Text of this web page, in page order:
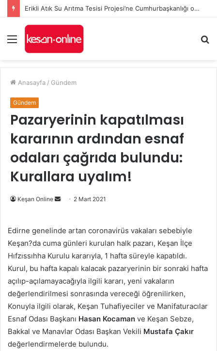
Erikli Atık Su Arıtma Tesisi Projesi’ne Cumhurbaşkanlığı onayı
Menü
...
Anasayfa / Gündem
Gündem
Pazaryerinin kapatılması
kararının ardından esnaf
odaları çağrıda bulundu:
Kurallara uyalım!
Keşan Online
Bir
göndermek
2 Mart 2021
Edirne genelinde artan coronavirüs vakaları sebebiyle
Keşan?da cuma günleri kurulan halk pazarı, Keşan İlçe
Hıfzıssıhha Kurulu kararıyla, 1 hafta süreyle kapatıldı.
Kurul, bu hafta kapalı kalacak pazaryerinin bir sonraki hafta
açılıp-açılamayacağıyla ilgili kararı, yeni vakaların
değerlendirilmesi sonrasında vereceği öğrenilirken,
Konuyla ilgili olarak, Keşan Tuhafiyeciler ve Manifaturacılar
Esnaf Odası Başkanı Hasan Kocaman ve Keşan Sebze,
Bakkal ve Manavlar Odası Başkan Vekili Mustafa Çakır
değerlendirmelerde bulundu.